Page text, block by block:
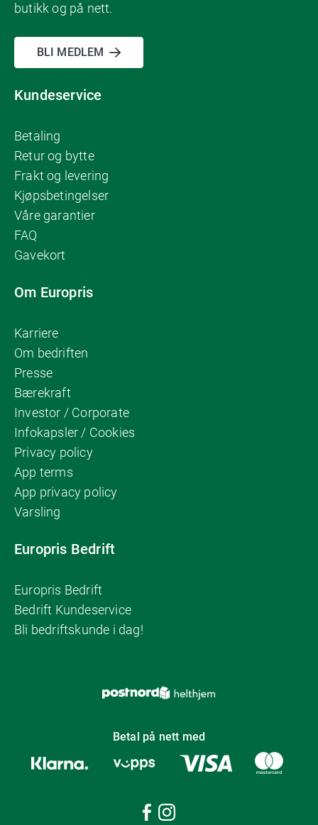
butikk og på nett.
BLI MEDLEM
Kundeservice
Betaling
Retur og bytte
Frakt og levering
Kjøpsbetingelser
Våre garantier
FAQ
Gavekort
Om Europris
Karriere
Om bedriften
Presse
Bærekraft
Investor / Corporate
Infokapsler / Cookies
Privacy policy
App terms
App privacy policy
Varsling
Europris Bedrift
Europris Bedrift
Bedrift Kundeservice
Bli bedriftskunde i dag!
Betal på nett med